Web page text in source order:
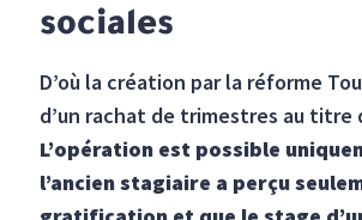
sociales
D’où la création par la réforme
d’un rachat de trimestres au titre
L’opération est possible
l’ancien stagiaire a perçu